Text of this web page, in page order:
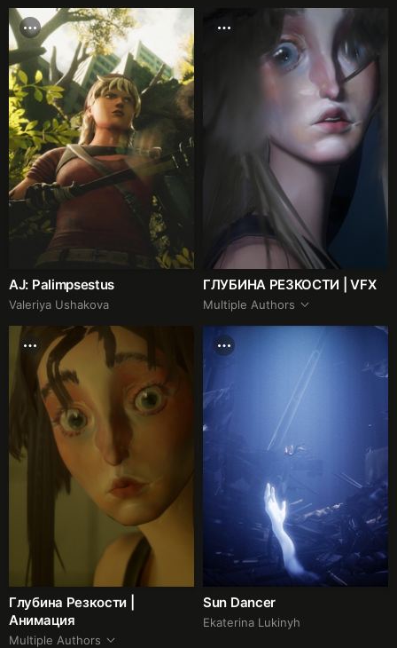
AJ: Palimpsestus
Valeriya Ushakova
ГЛУБИНА РЕЗКОСТИ | VFX
Multiple Authors
Глубина Резкости |
Анимация
Multiple Authors
Sun Dancer
Ekaterina Lukinyh